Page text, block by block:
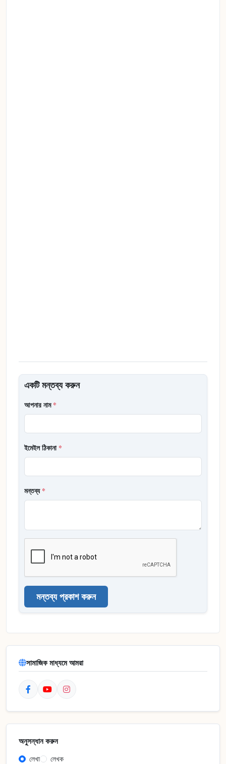
একটি মন্তব্য করুন
আপনার নাম*
ইমেইল ঠিকানা*
মন্তব্য*
মন্তব্য প্রকাশ করুন
সামাজিক মাধ্যমে আমরা
অনুসন্ধান করুন
লেখা লেখক